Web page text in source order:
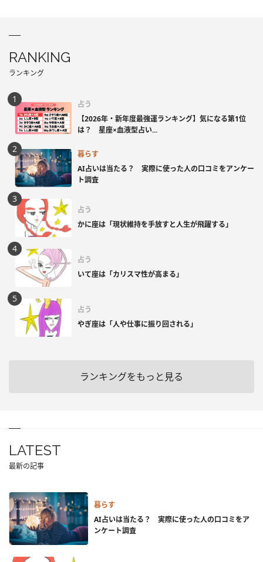
RANKING
ランキング
占う
【2026年・新年度最強運ランキング】気になる第1位
は？ 星座×血液型占い...
暮らす
AI占いは当たる？ 実際に使った人の口コミをアンケー
ト調査
占う
かに座は「現状維持を手放すと人生が飛躍する」
占う
いて座は「カリスマ性が高まる」
占う
やぎ座は「人や仕事に振り回される」
ランキングをもっと見る
LATEST
最新の記事
暮らす
AI占いは当たる？ 実際に使った人の口コミをア
ンケート調査